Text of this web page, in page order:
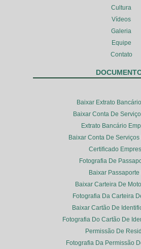
Cultura
Vídeos
Galeria
Equipe
Contato
Baixar Extrato
Baixar Conta De
Extrato Bancário
Baixar Conta De Serviços
Certificado
Fotografia De
Baixar Passaporte
Baixar Carteira De
Fotografia Da Carteira
Baixar Cartão De
Fotografia Do Cartão De
Permissão De
Fotografia Da Permissão